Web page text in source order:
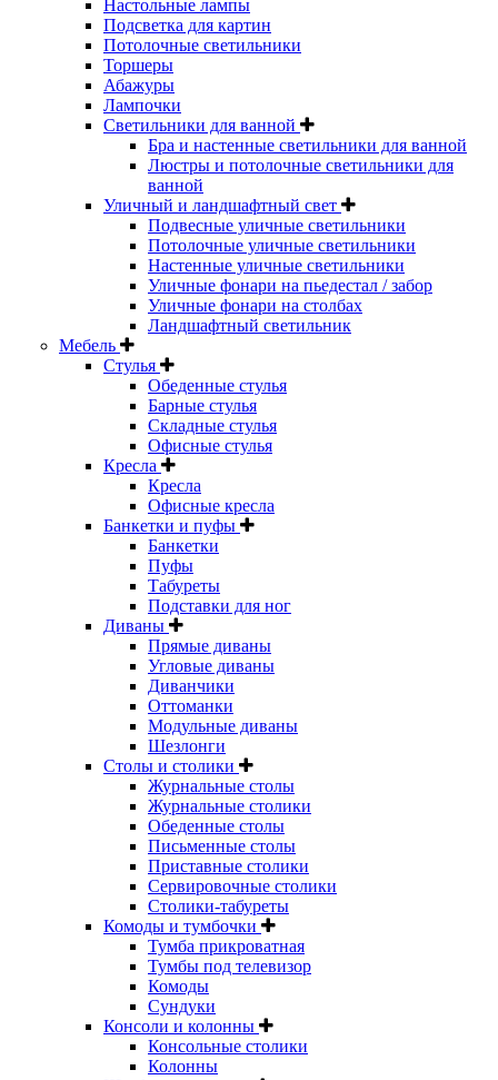
Настольные лампы
Подсветка для картин
Потолочные светильники
Торшеры
Абажуры
Лампочки
Светильники для ванной
Бра и настенные светильники для ванной
Люстры и потолочные светильники для
ванной
Уличный и ландшафтный свет
Подвесные уличные светильники
Потолочные уличные светильники
Настенные уличные светильники
Уличные фонари на пьедестал / забор
Уличные фонари на столбах
Ландшафтный светильник
Мебель
Стулья
Обеденные стулья
Барные стулья
Складные стулья
Офисные стулья
Кресла
Кресла
Офисные кресла
Банкетки и пуфы
Банкетки
Пуфы
Табуреты
Подставки для ног
Диваны
Прямые диваны
Угловые диваны
Диванчики
Оттоманки
Модульные диваны
Шезлонги
Столы и столики
Журнальные столы
Журнальные столики
Обеденные столы
Письменные столы
Приставные столики
Сервировочные столики
Столики-табуреты
Комоды и тумбочки
Тумба прикроватная
Тумбы под телевизор
Комоды
Сундуки
Консоли и колонны
Консольные столики
Колонны